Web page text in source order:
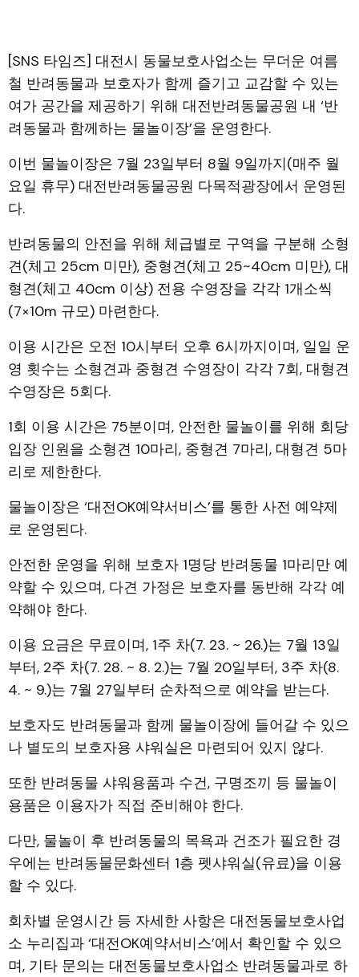
[SNS 타임즈] 대전시 동물보호사업소는 무더운 여름
철 반려동물과 보호자가 함께 즐기고 교감할 수 있는
여가 공간을 제공하기 위해 대전반려동물공원 내 ‘반
려동물과 함께하는 물놀이장’을 운영한다.
이번 물놀이장은 7월 23일부터 8월 9일까지(매주 월
요일 휴무) 대전반려동물공원 다목적광장에서 운영된
다.
반려동물의 안전을 위해 체급별로 구역을 구분해 소형
견(체고 25cm 미만), 중형견(체고 25~40cm 미만), 대
형견(체고 40cm 이상) 전용 수영장을 각각 1개소씩
(7×10m 규모) 마련한다.
이용 시간은 오전 10시부터 오후 6시까지이며, 일일 운
영 횟수는 소형견과 중형견 수영장이 각각 7회, 대형견
수영장은 5회다.
1회 이용 시간은 75분이며, 안전한 물놀이를 위해 회당
입장 인원을 소형견 10마리, 중형견 7마리, 대형견 5마
리로 제한한다.
물놀이장은 ‘대전OK예약서비스’를 통한 사전 예약제
로 운영된다.
안전한 운영을 위해 보호자 1명당 반려동물 1마리만 예
약할 수 있으며, 다견 가정은 보호자를 동반해 각각 예
약해야 한다.
이용 요금은 무료이며, 1주 차(7. 23. ~ 26.)는 7월 13일
부터, 2주 차(7. 28. ~ 8. 2.)는 7월 20일부터, 3주 차(8.
4. ~ 9.)는 7월 27일부터 순차적으로 예약을 받는다.
보호자도 반려동물과 함께 물놀이장에 들어갈 수 있으
나 별도의 보호자용 샤워실은 마련되어 있지 않다.
또한 반려동물 샤워용품과 수건, 구명조끼 등 물놀이
용품은 이용자가 직접 준비해야 한다.
다만, 물놀이 후 반려동물의 목욕과 건조가 필요한 경
우에는 반려동물문화센터 1층 펫샤워실(유료)을 이용
할 수 있다.
회차별 운영시간 등 자세한 사항은 대전동물보호사업
소 누리집과 ‘대전OK예약서비스’에서 확인할 수 있으
며, 기타 문의는 대전동물보호사업소 반려동물과로 하